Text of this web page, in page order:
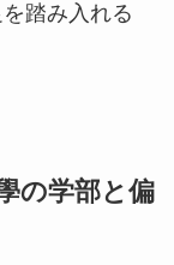
踏み入れる
の学部と偏